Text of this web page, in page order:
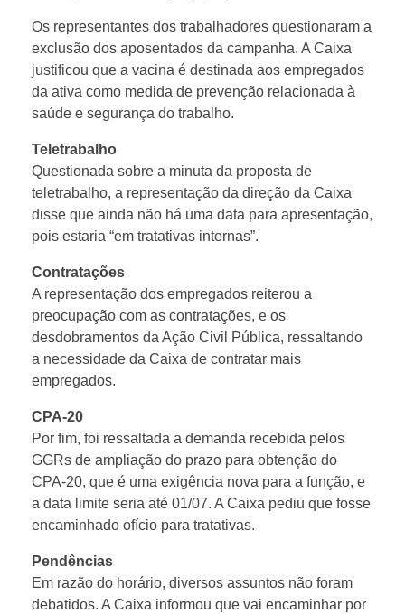
Os representantes dos trabalhadores questionaram a
exclusão dos aposentados da campanha. A Caixa
justificou que a vacina é destinada aos empregados
da ativa como medida de prevenção relacionada à
saúde e segurança do trabalho.
Teletrabalho
Questionada sobre a minuta da proposta de
teletrabalho, a representação da direção da Caixa
disse que ainda não há uma data para apresentação,
pois estaria “em tratativas internas”.
Contratações
A representação dos empregados reiterou a
preocupação com as contratações, e os
desdobramentos da Ação Civil Pública, ressaltando
a necessidade da Caixa de contratar mais
empregados.
CPA-20
Por fim, foi ressaltada a demanda recebida pelos
GGRs de ampliação do prazo para obtenção do
CPA-20, que é uma exigência nova para a função, e
a data limite seria até 01/07. A Caixa pediu que fosse
encaminhado ofício para tratativas.
Pendências
Em razão do horário, diversos assuntos não foram
debatidos. A Caixa informou que vai encaminhar por